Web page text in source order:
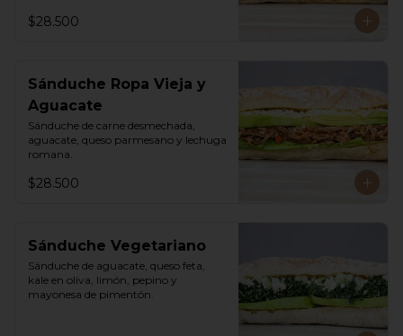
$28.500
Sánduche Ropa Vieja y
Aguacate
Sánduche de carne desmechada,
aguacate, queso parmesano y lechuga
romana.
$28.500
Sánduche Vegetariano
Sánduche de aguacate, queso feta,
kale en oliva, limón, pepino y
mayonesa de pimentón.